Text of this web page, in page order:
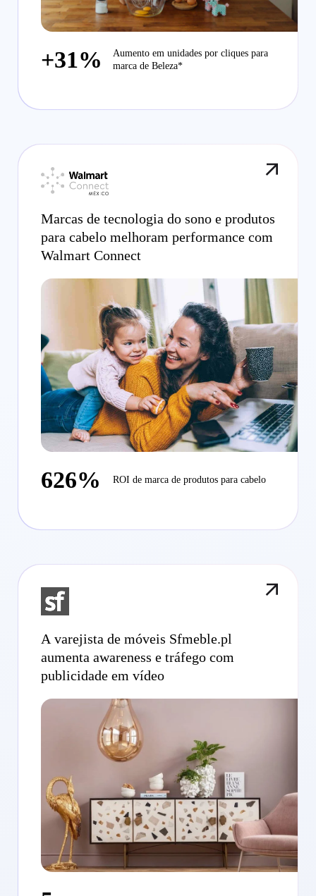
+31%
Aumento em unidades por cliques para
marca de Beleza*
Marcas de tecnologia do sono e produtos
para cabelo melhoram performance com
Walmart Connect
626% ROI de marca de produtos para cabelo
A varejista de móveis Sfmeble.pl
aumenta awareness e tráfego com
publicidade em vídeo